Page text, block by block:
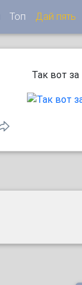
Топ Дай пять
Так вот